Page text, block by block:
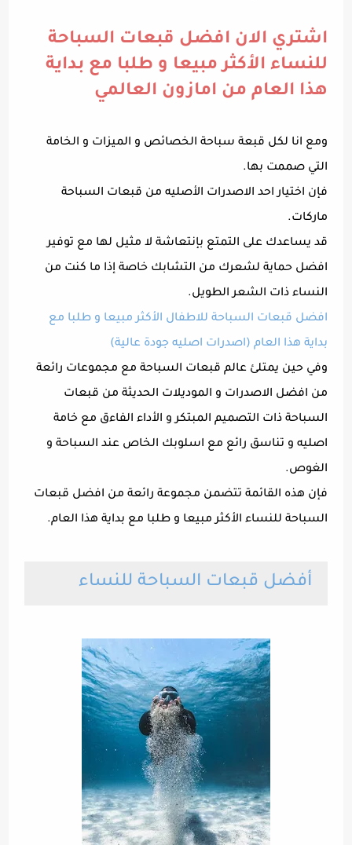
اشتري الان افضل قبعات السباحة
للنساء الأكثر مبيعا و طلبا مع بداية
هذا العام من امازون العالمي
ومع انا لكل قبعة سباحة الخصائص و الميزات و الخامة
التي صممت بها.
فإن اختيار احد الاصدرات الأصليه من قبعات السباحة
ماركات.
قد يساعدك على التمتع بإنتعاشة لا مثيل لها مع توفير
افضل حماية لشعرك من التشابك خاصة إذا ما كنت من
النساء ذات الشعر الطويل.
افضل قبعات السباحة للاطفال الأكثر مبيعا و طلبا مع
بداية هذا العام (اصدرات اصليه جودة عالية)
وفي حين يمتلئ عالم قبعات السباحة مع مجموعات رائعة
من افضل الاصدرات و الموديلات الحديثة من قبعات
السباحة ذات التصميم المبتكر و الأداء الفاءق مع خامة
اصليه و تناسق رائع مع اسلوبك الخاص عند السباحة و
الغوص.
فإن هذه القائمة تتضمن مجموعة رائعة من افضل قبعات
السباحة للنساء الأكثر مبيعا و طلبا مع بداية هذا العام.
أفضل قبعات السباحة للنساء